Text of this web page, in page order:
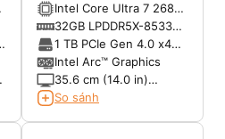
Intel Core Ultra 7 268V
(2.2 GHz P-core base
frequency, up to 5.0
GHz Max Turbo
frequency 48 NPU
TOPS)
32GB LPDDR5X-8533
MT/s
1 TB PCIe Gen 4.0 x4
NVMe TLC SSD
Intel Arc™ Graphics
35.6 cm (14.0 in)
diagonal, WUXGA (1920
So sánh